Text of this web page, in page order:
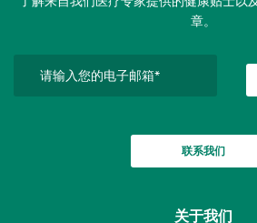
章。
联系我们
关于我们